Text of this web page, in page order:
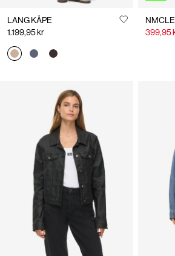
LANG KÅPE
1.199,95 kr
399,95